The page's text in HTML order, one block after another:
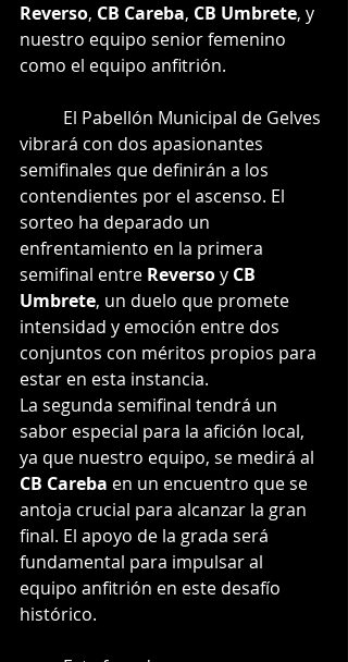
Reverso, CB Careba, CB Umbrete, y
nuestro equipo senior femenino
como el equipo anfitrión.
vibrará con dos apasionantes
semifinales que definirán a los
contendientes por el ascenso. El
sorteo ha deparado un
enfrentamiento en la primera
semifinal entre Reverso y CB
Umbrete, un duelo que promete
intensidad y emoción entre dos
conjuntos con méritos propios para
estar en esta instancia.
La segunda semifinal tendrá un
sabor especial para la afición local,
ya que nuestro equipo, se medirá al
CB Careba en un encuentro que se
antoja crucial para alcanzar la gran
final. El apoyo de la grada será
fundamental para impulsar al
equipo anfitrión en este desafío
histórico.